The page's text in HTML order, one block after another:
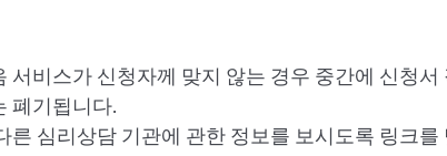
서비스가 신청자께 맞지 않는 경우 중간에 신청
폐기됩니다.
른 심리상담 기관에 관한 정보를 보시도록 링크를